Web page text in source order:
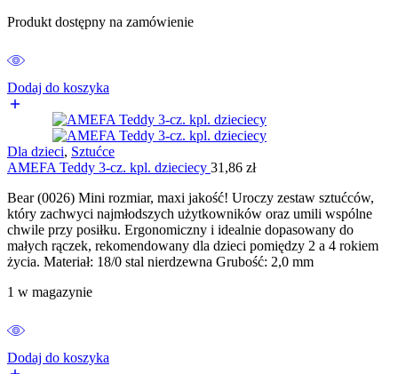
Produkt dostępny na zamówienie
Dodaj do koszyka
Dla dzieci, Sztućce
AMEFA Teddy 3-cz. kpl. dzieciecy 31,86 zł
Bear (0026) Mini rozmiar, maxi jakość! Uroczy zestaw sztućców,
który zachwyci najmłodszych użytkowników oraz umili wspólne
chwile przy posiłku. Ergonomiczny i idealnie dopasowany do
małych rączek, rekomendowany dla dzieci pomiędzy 2 a 4 rokiem
życia. Materiał: 18/0 stal nierdzewna Grubość: 2,0 mm
1 w magazynie
Dodaj do koszyka